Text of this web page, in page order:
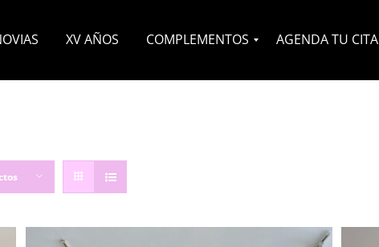
XV AÑOS COMPLEMENTOS AGENDA TU CITA